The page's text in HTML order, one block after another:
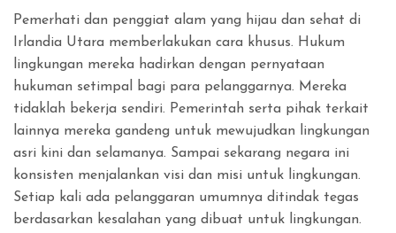
Pemerhati dan penggiat alam yang hijau dan sehat di
Irlandia Utara memberlakukan cara khusus. Hukum
lingkungan mereka hadirkan dengan pernyataan
hukuman setimpal bagi para pelanggarnya. Mereka
tidaklah bekerja sendiri. Pemerintah serta pihak terkait
lainnya mereka gandeng untuk mewujudkan lingkungan
asri kini dan selamanya. Sampai sekarang negara ini
konsisten menjalankan visi dan misi untuk lingkungan.
Setiap kali ada pelanggaran umumnya ditindak tegas
berdasarkan kesalahan yang dibuat untuk lingkungan.